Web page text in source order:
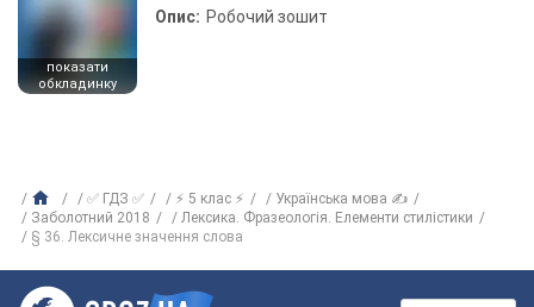
показати
обкладинку
Опис: Робочий зошит
✅ ГДЗ ✅ ⚡ 5 клас ⚡
Українська мова ✍
Заболотний 2018
Лексика. Фразеологія. Елементи стилістики
§ 36. Лексичне значення слова